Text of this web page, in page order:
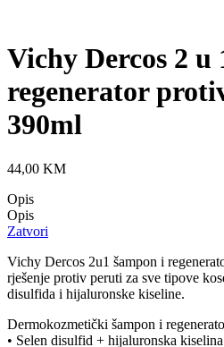
Vichy Dercos 2 u
regenerator
390ml
44,00 KM
Opis
Opis
Zatvori
Vichy Dercos 2u1 šampon i
rješenje protiv peruti za sve tipove
disulfida i hijaluronske kiseline.
Dermokozmetički šampon i
• Selen disulfid + hijaluronska kiselina